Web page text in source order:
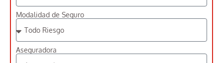
Modalidad de Seguro
Aseguradora